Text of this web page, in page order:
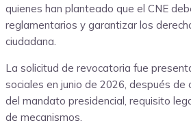
quienes han planteado que el CNE
reglamentarios y garantizar los
ciudadana.
La solicitud de revocatoria fue
sociales en junio de 2026, después de
del mandato presidencial, requisito
de mecanismos.